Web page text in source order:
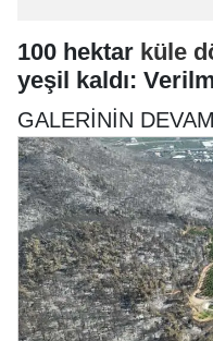
100 hektar küle
yeşil kaldı:
GALERİNİN